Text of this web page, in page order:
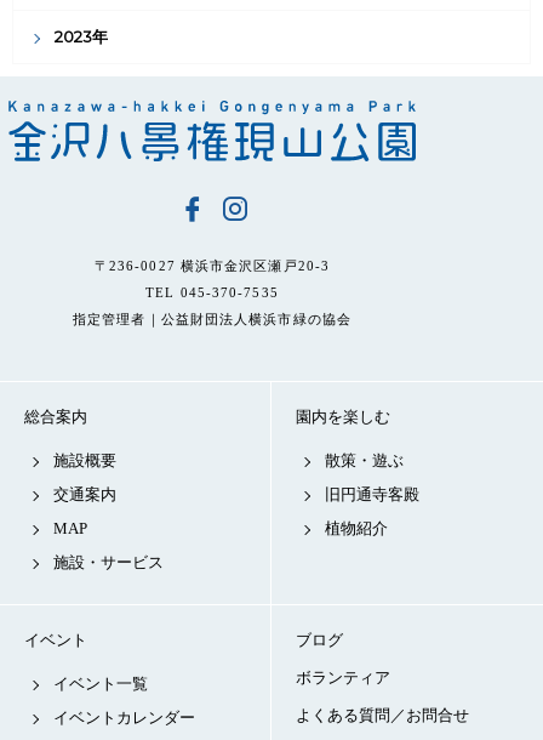
2023年
〒236-0027 横浜市金沢区瀬戸20-3
TEL 045-370-7535
指定管理者｜公益財団法人横浜市緑の協会
総合案内
施設概要
交通案内
MAP
施設・サービス
園内を楽しむ
散策・遊ぶ
旧円通寺客殿
植物紹介
イベント
イベント一覧
イベントカレンダー
ブログ
ボランティア
よくある質問／お問合せ